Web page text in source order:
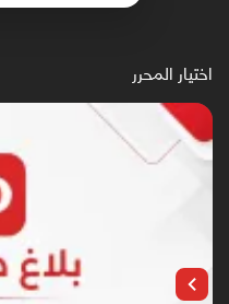
اختيار المحرر